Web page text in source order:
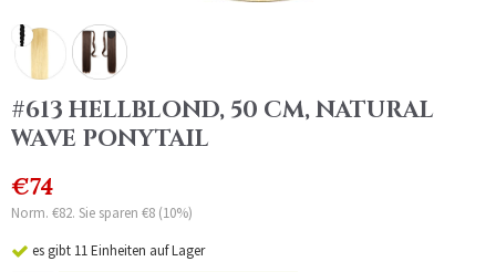
#613 HELLBLOND, 50 CM, NATURAL
WAVE PONYTAIL
€74
Norm. €82. Sie sparen €8 (10%)
es gibt 11 Einheiten auf Lager